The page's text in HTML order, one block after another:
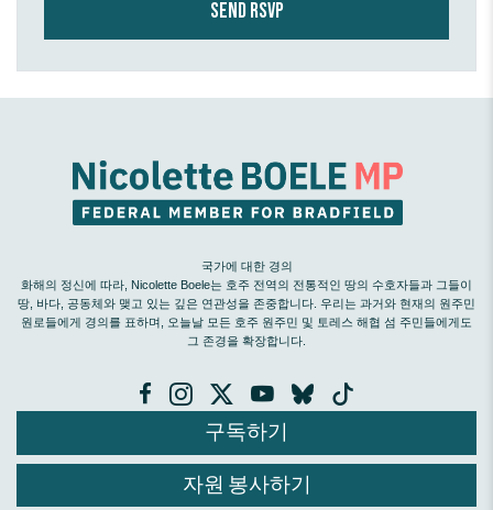
국가에 대한 경의
화해의 정신에 따라, Nicolette Boele는 호주 전역의 전통적인 땅의 수호자들과 그들이
땅, 바다, 공동체와 맺고 있는 깊은 연관성을 존중합니다. 우리는 과거와 현재의 원주민
원로들에게 경의를 표하며, 오늘날 모든 호주 원주민 및 토레스 해협 섬 주민들에게도
그 존경을 확장합니다.
구독하기
자원 봉사하기